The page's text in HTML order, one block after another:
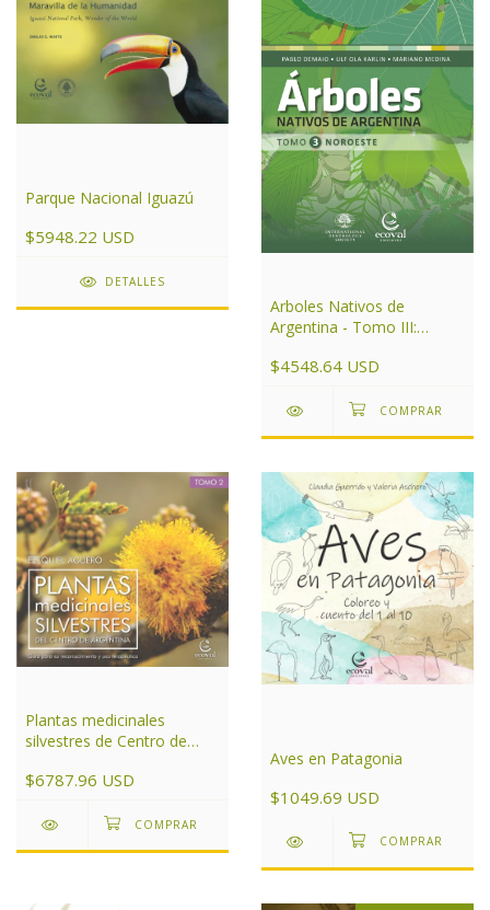
Parque Nacional Iguazú
$5948.22 USD
DETALLES
Arboles Nativos de
Argentina - Tomo III:
$4548.64 USD
Plantas medicinales
silvestres de Centro de
$6787.96 USD
Aves en Patagonia
$1049.69 USD